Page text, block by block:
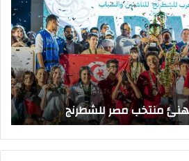
يهنئ منتخب مصر للشطرنج